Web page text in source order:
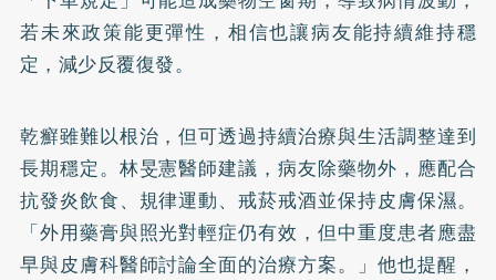
若未來政策能更彈性，相信也讓病友能持續維持穩
定，減少反覆復發。
乾癬雖難以根治，但可透過持續治療與生活調整達到
長期穩定。林旻憲醫師建議，病友除藥物外，應配合
抗發炎飲食、規律運動、戒菸戒酒並保持皮膚保濕。
「外用藥膏與照光對輕症仍有效，但中重度患者應盡
早與皮膚科醫師討論全面的治療方案。」他也提醒，